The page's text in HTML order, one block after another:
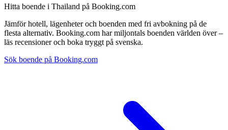
Hitta boende i Thailand på Booking.com
Jämför hotell, lägenheter och boenden med fri avbokning på de
flesta alternativ. Booking.com har miljontals boenden världen över –
läs recensioner och boka tryggt på svenska.
Sök boende på Booking.com